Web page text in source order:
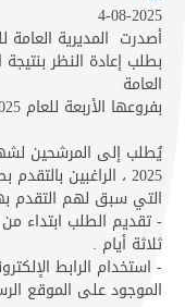
4-08-2025
أصدرت المديرية العامة
بطلب إعادة النظر بنتيجة
العامة
بفروعها الأربعة للعام 2025، وجاء فيه :
يُطلب إلى المرشحين
2025 ، الراغبين
التي سبق لهم التقدم بها
ثلاثة أيام .
- استخدام الرابط
الموجود على الموقع